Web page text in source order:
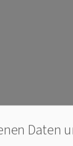
Daten